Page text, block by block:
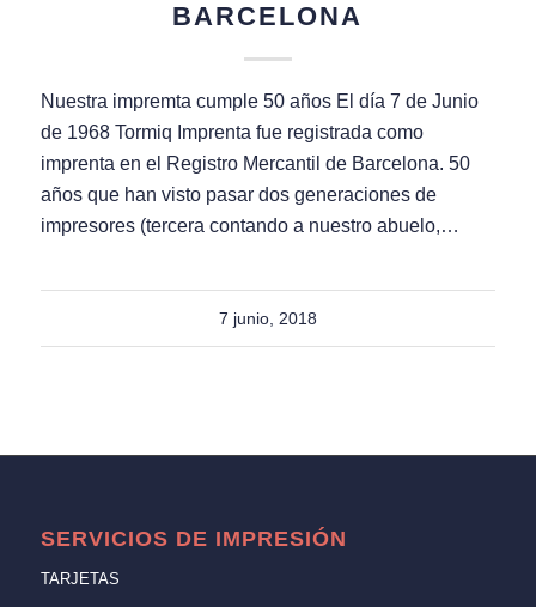
BARCELONA
Nuestra impremta cumple 50 años El día 7 de Junio ​​
de 1968 Tormiq Imprenta fue registrada como
imprenta en el Registro Mercantil de Barcelona. 50
años que han visto pasar dos generaciones de
impresores (tercera contando a nuestro abuelo,…
7 junio, 2018
SERVICIOS DE IMPRESIÓN
TARJETAS